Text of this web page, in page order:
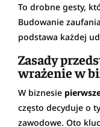
To drobne gesty,
Budowanie
podstawa każdej
Zasady
wrażenie w
W biznesie
często decyduje o
zawodowe. Oto